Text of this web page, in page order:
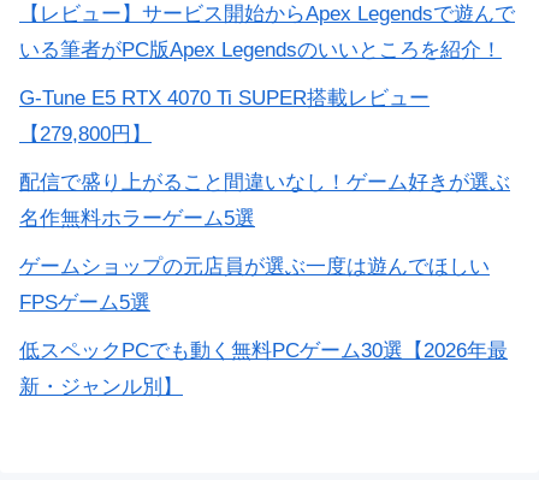
【レビュー】サービス開始からApex Legendsで遊んで
いる筆者がPC版Apex Legendsのいいところを紹介！
G-Tune E5 RTX 4070 Ti SUPER搭載レビュー
【279,800円】
配信で盛り上がること間違いなし！ゲーム好きが選ぶ
名作無料ホラーゲーム5選
ゲームショップの元店員が選ぶ一度は遊んでほしい
FPSゲーム5選
低スペックPCでも動く無料PCゲーム30選【2026年最
新・ジャンル別】